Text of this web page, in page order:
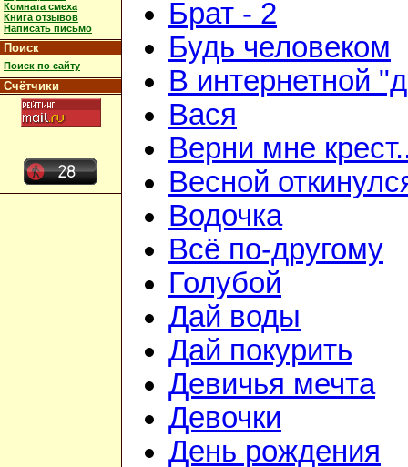
Комната смеха
Книга отзывов
Написать письмо
Поиск
Поиск по сайту
Счётчики
Брат - 2
Будь человеком
В интернетной
Вася
Верни мне
Весной
Водочка
Всё по-другому
Голубой
Дай воды
Дай покурить
Девичья мечта
Девочки
День рождения